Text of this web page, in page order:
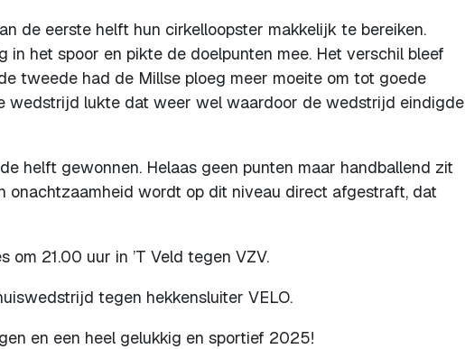
de eerste helft hun cirkelloopster makkelijk te bereiken.
in het spoor en pikte de doelpunten mee. Het verschil bleef
tweede had de Millse ploeg meer moeite om tot goede
wedstrijd lukte dat weer wel waardoor de wedstrijd eindigde
helft gewonnen. Helaas geen punten maar handballend zit
onachtzaamheid wordt op dit niveau direct afgestraft, dat
om 21.00 uur in ’T Veld tegen VZV.
tegen hekkensluiter VELO.
en een heel gelukkig en sportief 2025!